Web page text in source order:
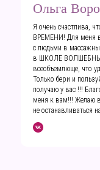
Ольга
Я очень счастлива,
ВРЕМЕНИ! Для меня
с людьми в
в ШКОЛЕ ВОЛШЕБНЫХ
всеобъемлюще, что
Только бери и
получаю у вас !!!
меня к вам!!! Желаю
не останавливаться